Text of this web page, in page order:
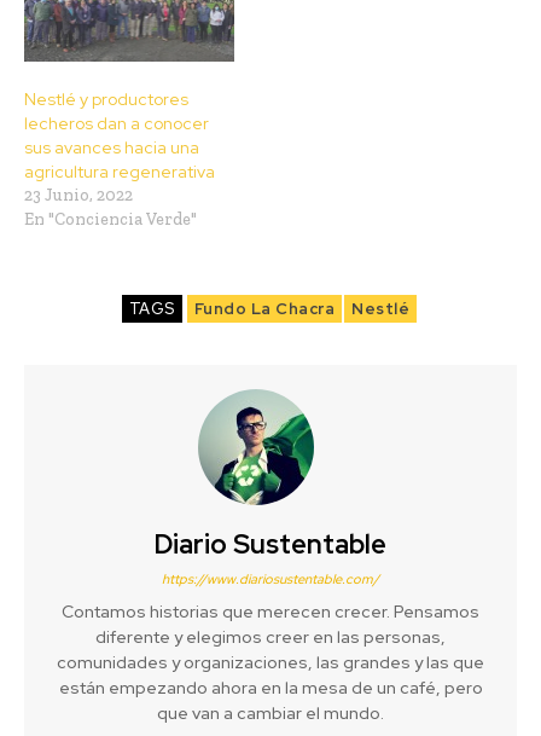
Nestlé y productores
lecheros dan a conocer
sus avances hacia una
agricultura regenerativa
23 Junio, 2022
En "Conciencia Verde"
TAGS Fundo La Chacra Nestlé
Diario Sustentable
https://www.diariosustentable.com/
Contamos historias que merecen crecer. Pensamos
diferente y elegimos creer en las personas,
comunidades y organizaciones, las grandes y las que
están empezando ahora en la mesa de un café, pero
que van a cambiar el mundo.